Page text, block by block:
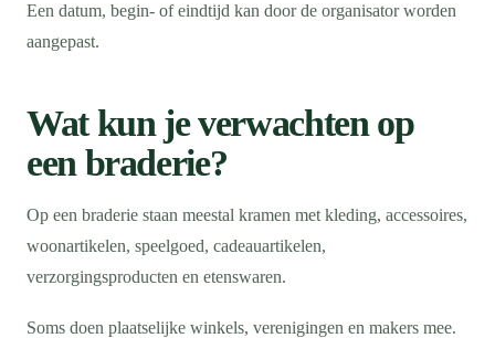
Een datum, begin- of eindtijd kan door de organisator worden
aangepast.
Wat kun je verwachten op
een braderie?
Op een braderie staan meestal kramen met kleding, accessoires,
woonartikelen, speelgoed, cadeauartikelen,
verzorgingsproducten en etenswaren.
Soms doen plaatselijke winkels, verenigingen en makers mee.